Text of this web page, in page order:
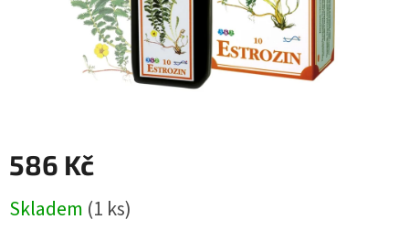
586 Kč
cena:
Skladem (1 ks)